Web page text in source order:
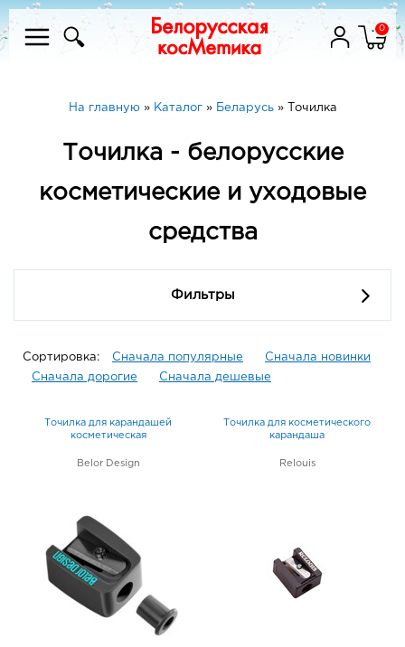
0
На главную» Каталог» Беларусь» Точилка
Точилка - белорусские
косметические и уходовые
средства
Фильтры
Сортировка: Сначала популярные
Сначала новинки
Сначала дорогие
Сначала дешевые
Точилка для карандашей
косметическая
Belor Design
Точилка для косметического
карандаша
Relouis